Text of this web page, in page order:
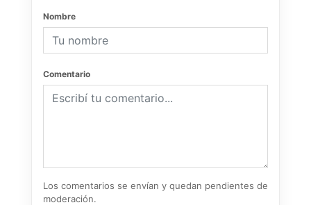
Nombre
Comentario
Los comentarios se envían y quedan pendientes de
moderación.